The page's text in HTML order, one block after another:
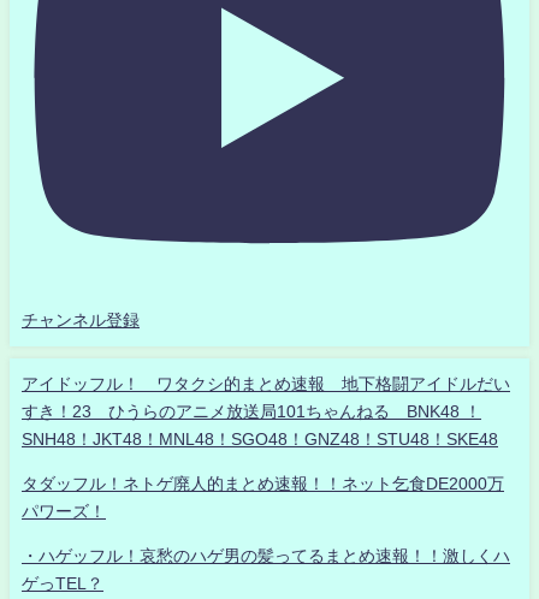
チャンネル登録
アイドッフル！ ワタクシ的まとめ速報 地下格闘アイドルだい
すき！23 ひうらのアニメ放送局101ちゃんねる BNK48 ！
SNH48！JKT48！MNL48！SGO48！GNZ48！STU48！SKE48
タダッフル！ネトゲ廃人的まとめ速報！！ネット乞食DE2000万
パワーズ！
・ハゲッフル！哀愁のハゲ男の髪ってるまとめ速報！！激しくハ
ゲっTEL？